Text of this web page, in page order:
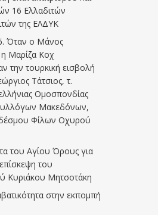
16 Ελλαδιτών
της ΕΛΔΥΚ
Όταν ο Μάνος
η Μαρίζα Κοχ
την τουρκική εισβολή
Τάτσιος, τ.
Ομοσπονδίας
Μακεδόνων,
Φίλων Οχυρού
του Αγίου Όρους για
του
Κυριάκου Μητσοτάκη
στην εκπομπή